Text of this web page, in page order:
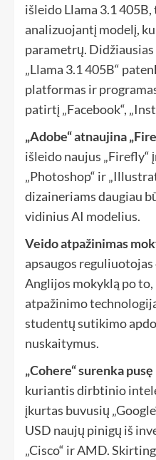
išleido Llama 3.1
analizuojantį modelį,
parametrų.
„Llama 3.1 405B“
platformas ir
patirtį „Facebook“,
„Adobe“ atnaujina
išleido naujus „Firefly“
„Photoshop“ ir
dizaineriams daugiau
vidinius AI modelius.
Veido atpažinimas
apsaugos
Anglijos mokyklą po
atpažinimo
studentų sutikimo
nuskaitymus.
„Cohere“ surenka
kuriantis dirbtinio
įkurtas buvusių
USD naujų pinigų iš
„Cisco“ ir AMD.